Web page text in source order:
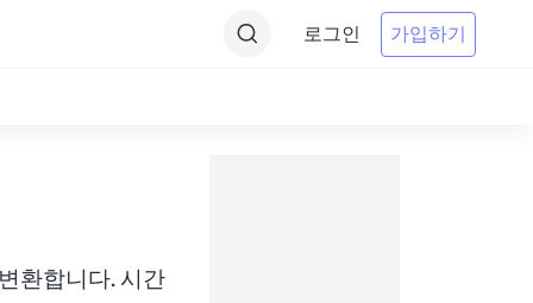
로그인 가입하기
환합니다. 시간